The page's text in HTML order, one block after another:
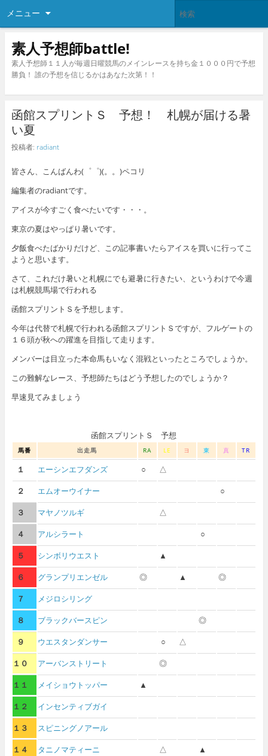
メニュー
素人予想師battle!
素人予想師１１人が毎週日曜競馬のメインレースを持ち金１０００円で予想
勝負！ 誰の予想を信じるかはあなた次第！！
函館スプリントＳ 予想！ 札幌が届ける暑
い夏
投稿者: radiant
皆さん、こんばんわ(゜゜)(。。)ペコリ
編集者のradiantです。
アイスが今すごく食べたいです・・・。
東京の夏はやっぱり暑いです。
夕飯食べたばかりだけど、この記事書いたらアイスを買いに行ってこ
ようと思います。
さて、これだけ暑いと札幌にでも避暑に行きたい、というわけで今週
は札幌競馬場で行われる
函館スプリントＳを予想します。
今年は代替で札幌で行われる函館スプリントＳですが、フルゲートの
１６頭が秋への躍進を目指して走ります。
メンバーは目立った本命馬もいなく混戦といったところでしょうか。
この難解なレース、予想師たちはどう予想したのでしょうか？
早速見てみましょう
函館スプリントＳ 予想
馬番 出走馬 RA LE ヨ 東 真 TR
１ エーシンエフダンズ ○
△
２
エムオーウイナー
○
３
マヤノツルギ
△
４
アルシラート
○
５
シンボリウエスト
▲
６
グランプリエンゼル ◎ ▲
◎
７
メジロシリング
８
ブラックバースピン
◎
９
ウエスタンダンサー ○
△
１０
アーバンストリート
◎
１１
メイショウトッパー
▲
１２
インセンティブガイ
１３
スピニングノアール
１４
タニノマティーニ △
▲